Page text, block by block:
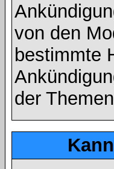
von den
bestimmte
der